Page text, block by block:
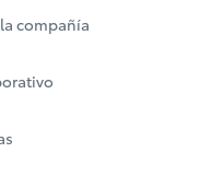
compañía